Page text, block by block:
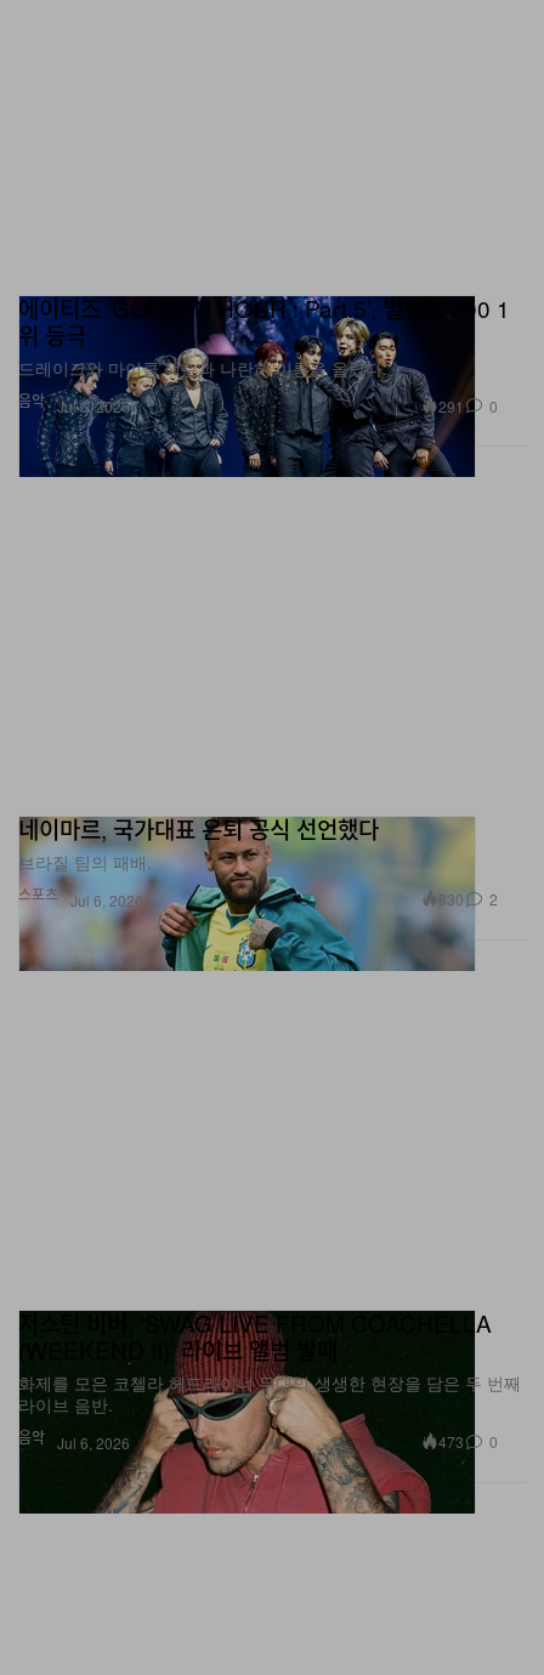
음악
에이티즈 ‘GOLDEN HOUR : Part.5’, 빌보드 200 1
위 등극
드레이크와 마이클 잭슨과 나란히 이름을 올렸다.
Jul 6, 2026 291 0
스포츠
네이마르, 국가대표 은퇴 공식 선언했다
브라질 팀의 패배.
Jul 6, 2026 830 2
음악
저스틴 비버, ‘SWAG LIVE FROM COACHELLA
(WEEKEND II)’ 라이브 앨범 발매
화제를 모은 코첼라 헤드라이너 무대의 생생한 현장을 담은 두 번째
라이브 음반.
Jul 6, 2026 473 0